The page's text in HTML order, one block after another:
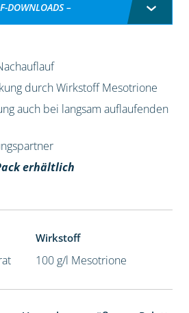
DOWNLOADS –
durch Wirkstoff Mesotrione
auch bei langsam auflaufenden
erhältlich
Wirkstoff
100 g/l Mesotrione